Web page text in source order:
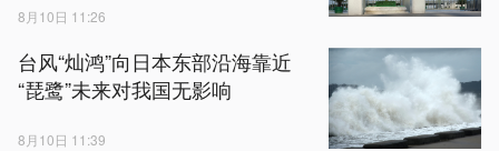
8月10日 11:26
台风“灿鸿”向日本东部沿海靠近
“琵鹭”未来对我国无影响
8月10日 11:39